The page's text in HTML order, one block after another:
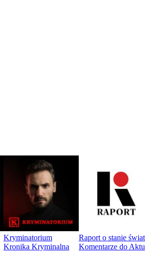
Kryminatorium
Kronika Kryminalna
Raport o stanie
Komentarze do